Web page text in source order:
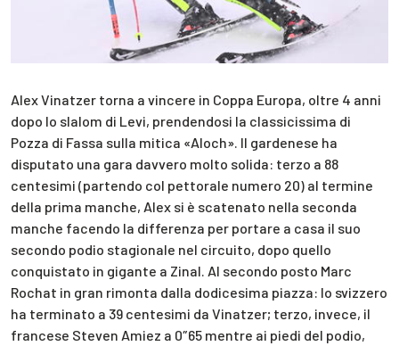
Alex Vinatzer torna a vincere in Coppa Europa, oltre 4 anni
dopo lo slalom di Levi, prendendosi la classicissima di
Pozza di Fassa sulla mitica «Aloch». Il gardenese ha
disputato una gara davvero molto solida: terzo a 88
centesimi (partendo col pettorale numero 20) al termine
della prima manche, Alex si è scatenato nella seconda
manche facendo la differenza per portare a casa il suo
secondo podio stagionale nel circuito, dopo quello
conquistato in gigante a Zinal. Al secondo posto Marc
Rochat in gran rimonta dalla dodicesima piazza: lo svizzero
ha terminato a 39 centesimi da Vinatzer; terzo, invece, il
francese Steven Amiez a 0″65 mentre ai piedi del podio,